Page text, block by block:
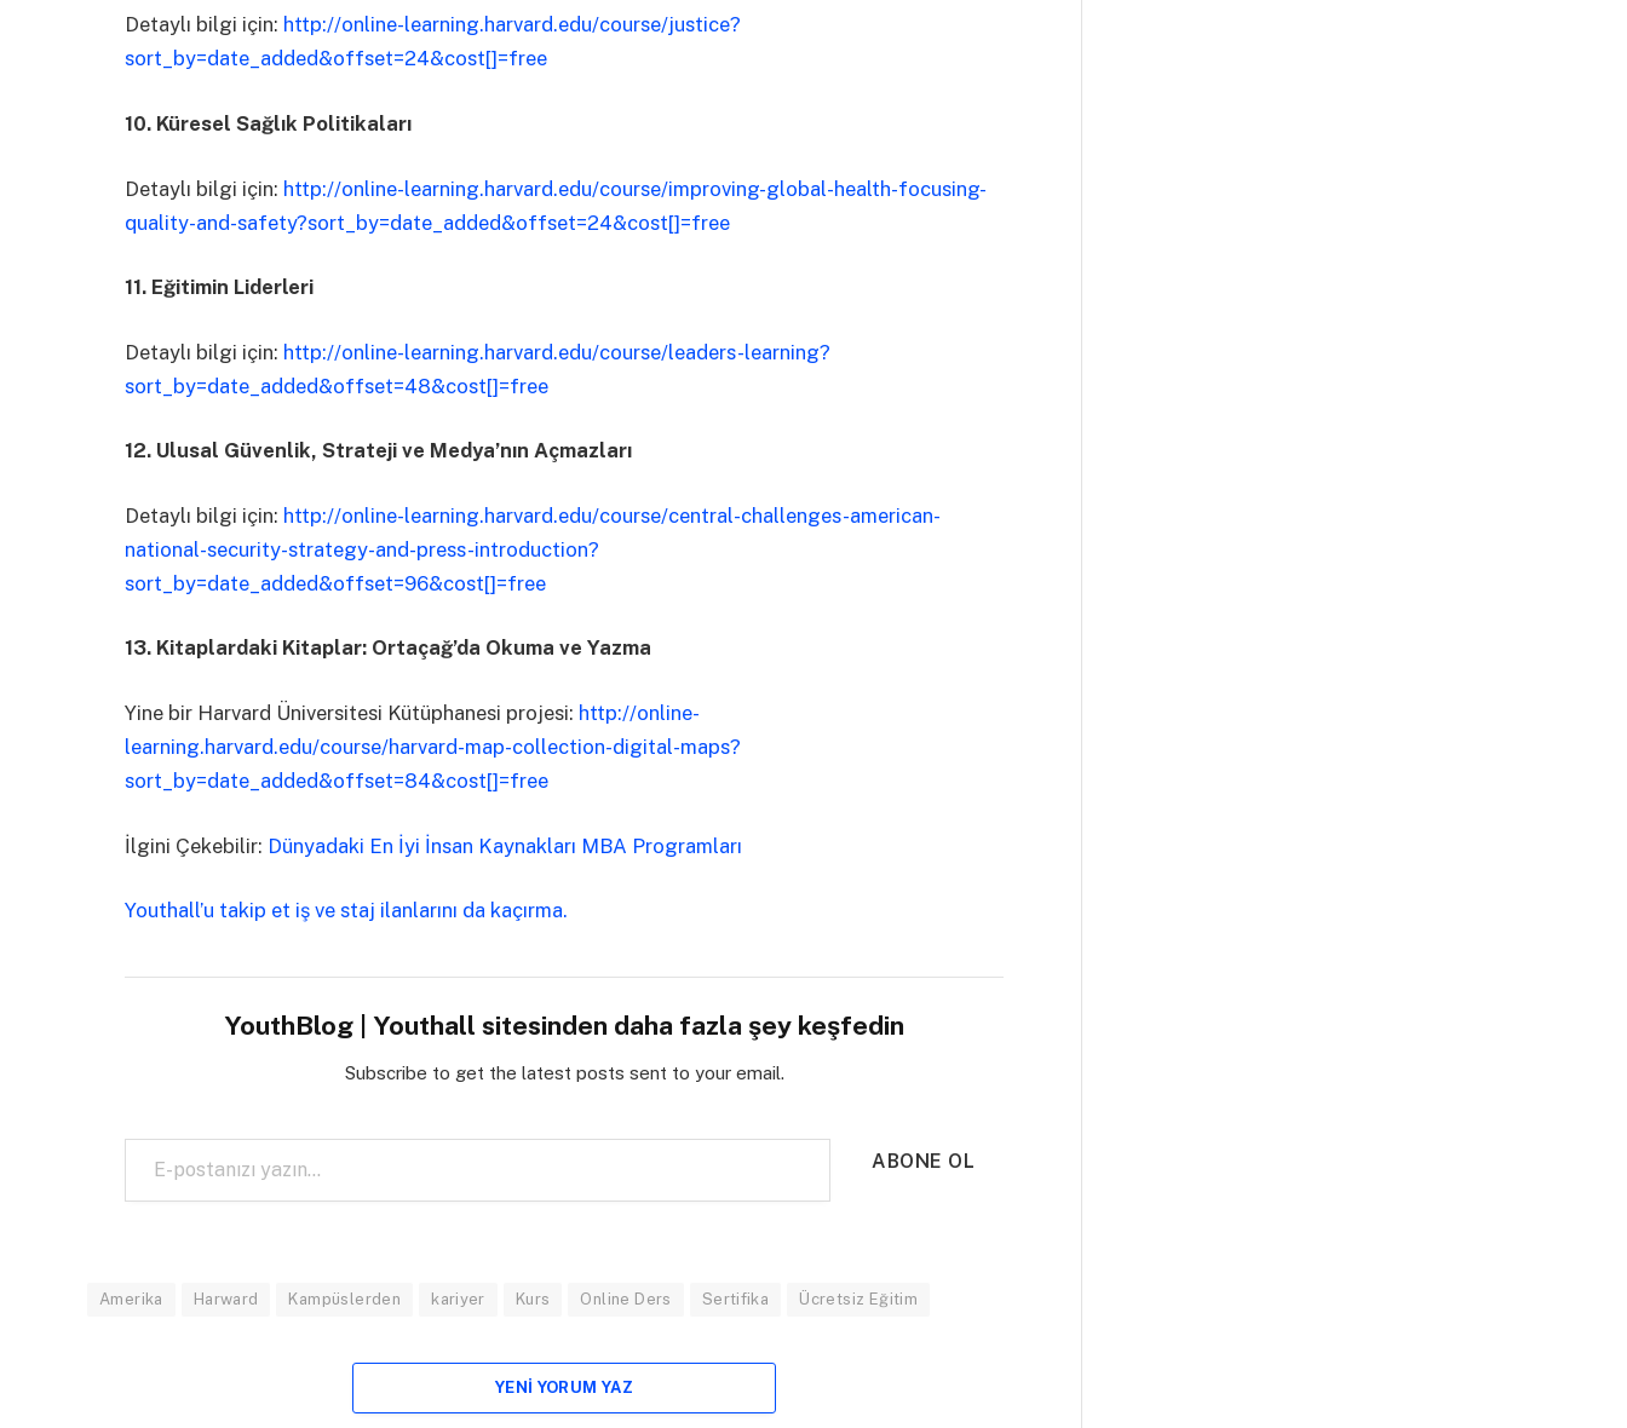
Detaylı bilgi için: http://online-learning.harvard.edu/course/justice?
sort_by=date_added&offset=24&cost[]=free
10. Küresel Sağlık Politikaları
Detaylı bilgi için: http://online-learning.harvard.edu/course/improving-global-health-focusing-
quality-and-safety?sort_by=date_added&offset=24&cost[]=free
11. Eğitimin Liderleri
Detaylı bilgi için: http://online-learning.harvard.edu/course/leaders-learning?
sort_by=date_added&offset=48&cost[]=free
12. Ulusal Güvenlik, Strateji ve Medya’nın Açmazları
Detaylı bilgi için: http://online-learning.harvard.edu/course/central-challenges-american-
national-security-strategy-and-press-introduction?
sort_by=date_added&offset=96&cost[]=free
13. Kitaplardaki Kitaplar: Ortaçağ’da Okuma ve Yazma
Yine bir Harvard Üniversitesi Kütüphanesi projesi: http://online-
learning.harvard.edu/course/harvard-map-collection-digital-maps?
sort_by=date_added&offset=84&cost[]=free
İlgini Çekebilir: Dünyadaki En İyi İnsan Kaynakları MBA Programları
Youthall’u takip et iş ve staj ilanlarını da kaçırma.
YouthBlog | Youthall sitesinden daha fazla şey keşfedin
Subscribe to get the latest posts sent to your email.
E-postanızı yazın…
ABONE OL
Amerika Harward Kampüslerden kariyer Kurs Online Ders Sertifika Ücretsiz Eğitim
YENI YORUM YAZ